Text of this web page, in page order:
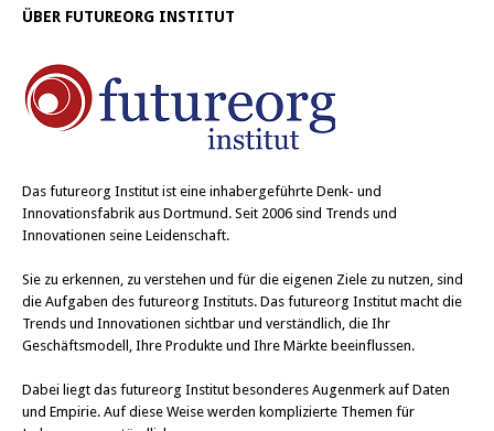
ÜBER FUTUREORG INSTITUT
Das futureorg Institut ist eine inhabergeführte Denk- und
Innovationsfabrik aus Dortmund. Seit 2006 sind Trends und
Innovationen seine Leidenschaft.
Sie zu erkennen, zu verstehen und für die eigenen Ziele zu nutzen, sind
die Aufgaben des futureorg Instituts. Das futureorg Institut macht die
Trends und Innovationen sichtbar und verständlich, die Ihr
Geschäftsmodell, Ihre Produkte und Ihre Märkte beeinflussen.
Dabei liegt das futureorg Institut besonderes Augenmerk auf Daten
und Empirie. Auf diese Weise werden komplizierte Themen für